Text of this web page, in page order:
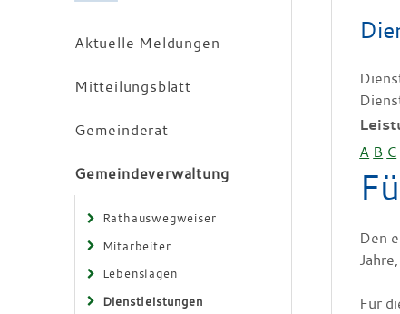
Aktuelle Meldungen
Mitteilungsblatt
Gemeinderat
Gemeindeverwaltung
Rathauswegweiser
Mitarbeiter
Lebenslagen
Dienstleistungen
A B C
Den
Für